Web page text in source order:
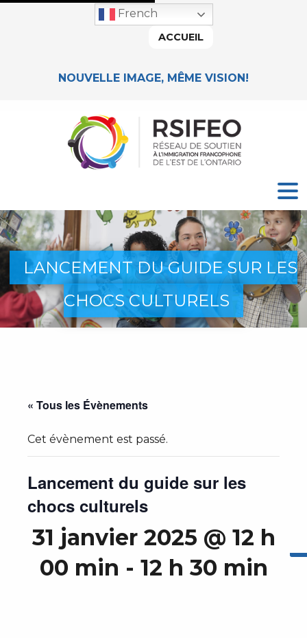
NOUVELLE IMAGE, MÊME VISION!
French
ACCUEIL
LANCEMENT DU GUIDE SUR LES
CHOCS CULTURELS
« Tous les Évènements
Cet évènement est passé.
Lancement du guide sur les
chocs culturels
31 janvier 2025 @ 12 h
00 min - 12 h 30 min